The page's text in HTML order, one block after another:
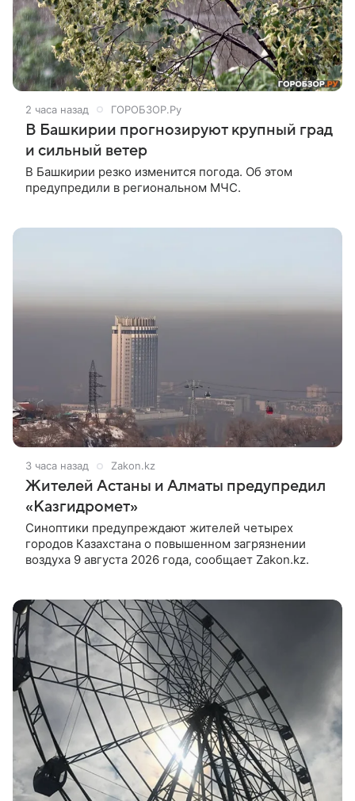
2 часа назад ГОРОБЗОР.Ру
В Башкирии прогнозируют крупный град
и сильный ветер
В Башкирии резко изменится погода. Об этом
предупредили в региональном МЧС.
3 часа назад Zakon.kz
Жителей Астаны и Алматы предупредил
«Казгидромет»
Синоптики предупреждают жителей четырех
городов Казахстана о повышенном загрязнении
воздуха 9 августа 2026 года, сообщает Zakon.kz.